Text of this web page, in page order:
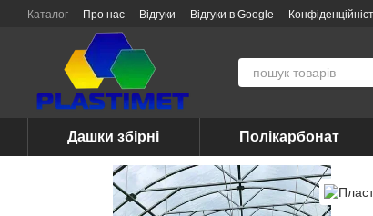
Перейти до основного контенту
Каталог Про нас Відгуки Відгуки в Google
Дашки збірні Полікарбонат